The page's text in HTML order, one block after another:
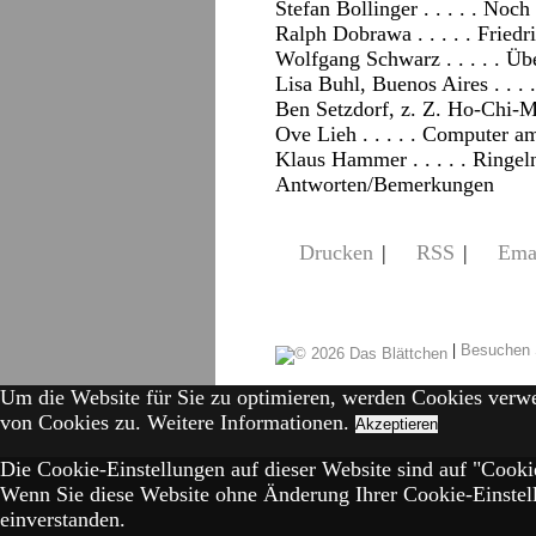
Stefan Bollinger . . . . .
Ralph Dobrawa . . . . .
Wolfgang Schwarz . . . . .
Lisa Buhl, Buenos Aires . . .
Ben Setzdorf, z. Z. Ho-Chi-
Ove Lieh . . . . . Computer
Klaus Hammer . . . . .
Antworten/Bemerkungen
Drucken | RSS |
|
Um die Website für Sie zu optimieren, werden Cookies
von Cookies zu. Weitere Informationen. Akzeptieren
Die Cookie-Einstellungen auf dieser Website sind auf
Wenn Sie diese Website ohne Änderung Ihrer Cookie-
einverstanden.